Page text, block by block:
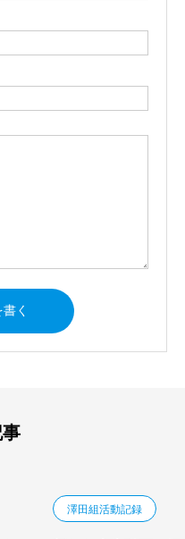
澤田組活動記録